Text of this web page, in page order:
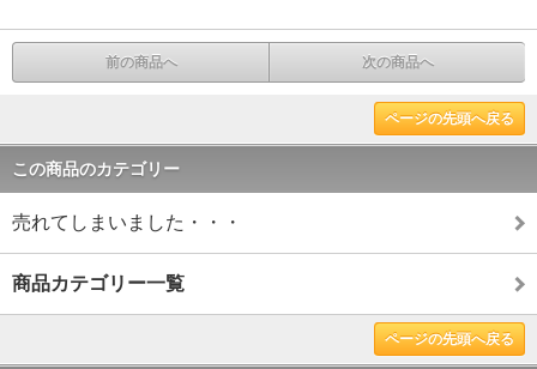
前の商品へ 次の商品へ
ページの先頭へ戻る
この商品のカテゴリー
売れてしまいました・・・
商品カテゴリー一覧
ページの先頭へ戻る